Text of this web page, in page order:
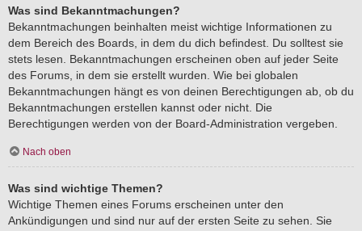
Was sind Bekanntmachungen?
Bekanntmachungen beinhalten meist wichtige Informationen zu
dem Bereich des Boards, in dem du dich befindest. Du solltest sie
stets lesen. Bekanntmachungen erscheinen oben auf jeder Seite
des Forums, in dem sie erstellt wurden. Wie bei globalen
Bekanntmachungen hängt es von deinen Berechtigungen ab, ob du
Bekanntmachungen erstellen kannst oder nicht. Die
Berechtigungen werden von der Board-Administration vergeben.
Nach oben
Was sind wichtige Themen?
Wichtige Themen eines Forums erscheinen unter den
Ankündigungen und sind nur auf der ersten Seite zu sehen. Sie